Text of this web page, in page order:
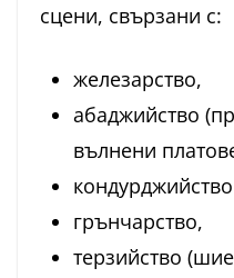
сцени, свързани с:
железарство,
абаджийство
вълнени
грънчарство,
терзийство